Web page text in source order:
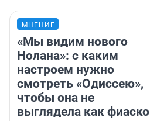
МНЕНИЕ
«Мы видим нового
Нолана»: с каким
настроем нужно
смотреть «Одиссею»,
чтобы она не
выглядела как фиаско